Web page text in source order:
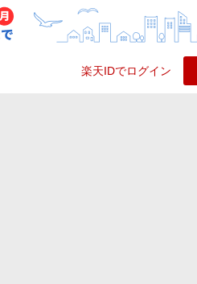
楽天IDでログイン